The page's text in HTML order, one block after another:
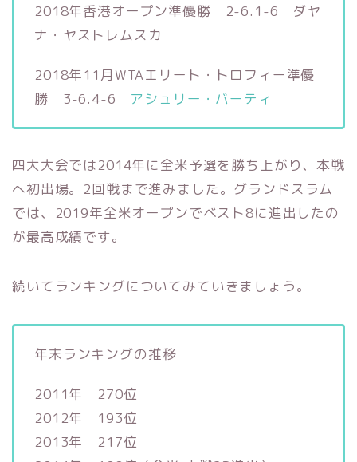
2018年香港オープン準優勝 2-6.1-6 ダヤ
ナ・ヤストレムスカ
2018年11月WTAエリート・トロフィー準優
勝 3-6.4-6 アシュリー・バーティ
四大大会では2014年に全米予選を勝ち上がり、本戦
へ初出場。2回戦まで進みました。グランドスラム
では、2019年全米オープンでベスト8に進出したの
が最高成績です。
続いてランキングについてみていきましょう。
年末ランキングの推移
2011年 270位
2012年 193位
2013年 217位